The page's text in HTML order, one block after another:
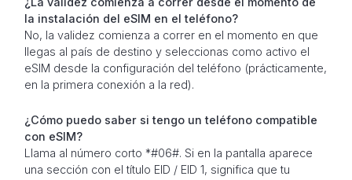
la instalación del eSIM en el teléfono?
No, la validez comienza a correr en el momento en que
llegas al país de destino y seleccionas como activo el
eSIM desde la configuración del teléfono (prácticamente,
en la primera conexión a la red).
¿Cómo puedo saber si tengo un teléfono compatible
con eSIM?
Llama al número corto *#06#. Si en la pantalla aparece
una sección con el título EID / EID 1, significa que tu